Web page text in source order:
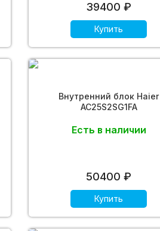
39400 ₽
Купить
Внутренний блок Haier
AC25S2SG1FA
Есть в наличии
50400 ₽
Купить